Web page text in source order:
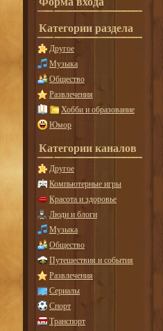
Категории раздела
Другое
Музыка
Общество
Развлечения
Хобби и образование
Юмор
Категории каналов
Другое
Компьютерные игры
Красота и здоровье
Люди и блоги
Музыка
Общество
Путешествия и события
Развлечения
Сериалы
Спорт
Транспорт